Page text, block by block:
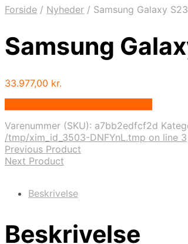
Forside / Nyheder / Samsung Galaxy
Samsung
33.977,00 kr.
Varenummer (SKU): a7bb2edfcf2d
/tmp/xim_id_3503-DNFYnL.tmp on line 3
Previous Product
Next Product
Beskrivelse
Beskrivelse